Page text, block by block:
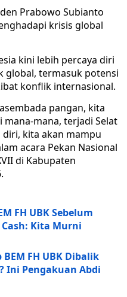
Prabowo Subianto
krisis global
kini lebih percaya diri
global, termasuk potensi
konflik internasional.
pangan, kita
mana-mana, terjadi Selat
kita akan mampu
acara Pekan Nasional
di Kabupaten
FH UBK Sebelum
Kita Murni
FH UBK Dibalik
Ini Pengakuan Abdi